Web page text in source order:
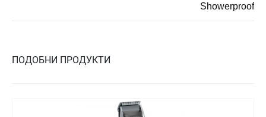
Showerproof
ПОДОБНИ ПРОДУКТИ